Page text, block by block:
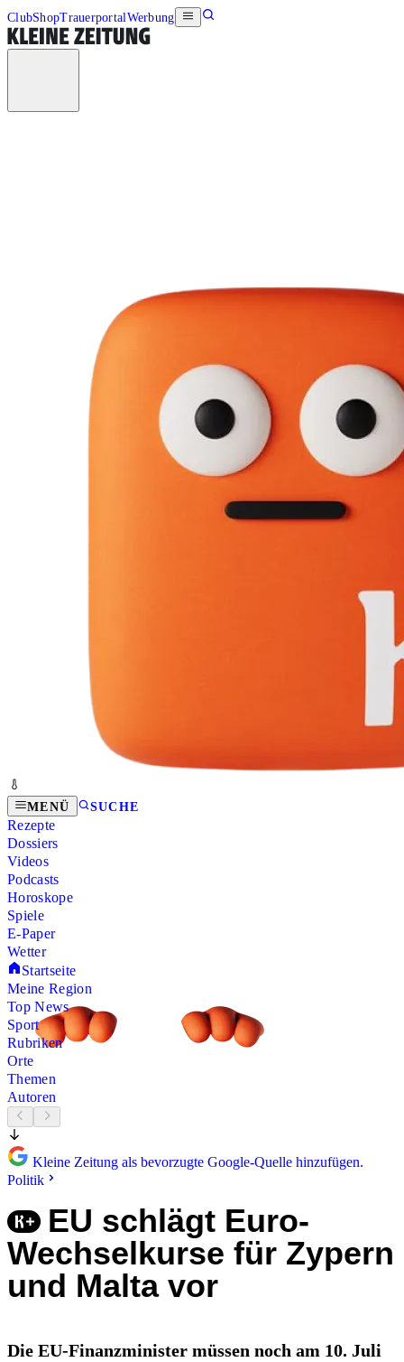
ClubShopTrauerportalWerbung
MENÜ SUCHE
Rezepte
Dossiers
Videos
Podcasts
Horoskope
Spiele
E-Paper
Wetter
Startseite
Meine Region
Top News
Sport
Rubriken
Orte
Themen
Autoren
Kleine Zeitung als bevorzugte Google-Quelle hinzufügen.
Politik
EU schlägt Euro-
Wechselkurse für Zypern
und Malta vor
Die EU-Finanzminister müssen noch am 10. Juli